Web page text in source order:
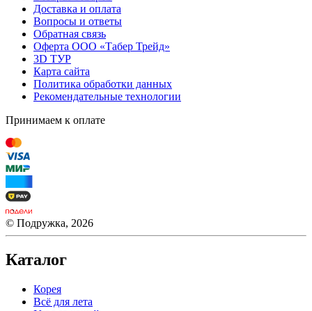
Доставка и оплата
Вопросы и ответы
Обратная связь
Оферта ООО «Табер Трейд»
3D ТУР
Карта сайта
Политика обработки данных
Рекомендательные технологии
Принимаем к оплате
© Подружка, 2026
Каталог
Корея
Всё для лета